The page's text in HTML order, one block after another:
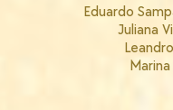
Eduardo
Juliana